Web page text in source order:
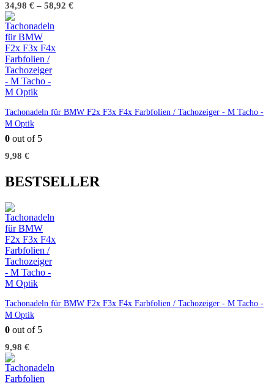
34,98 € – 58,92 €
Tachonadeln für BMW F2x F3x F4x Farbfolien / Tachozeiger - M Tacho -
M Optik
0 out of 5
9,98 €
BESTSELLER
Tachonadeln für BMW F2x F3x F4x Farbfolien / Tachozeiger - M Tacho -
M Optik
0 out of 5
9,98 €